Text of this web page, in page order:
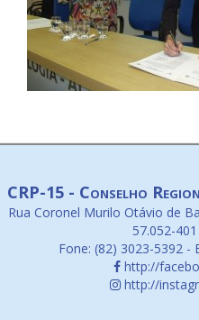
CRP-15 - Conselho
Rua Coronel Murilo Otávio de
57.052-
Fone: (82) 3023-5392 -
http://
http://